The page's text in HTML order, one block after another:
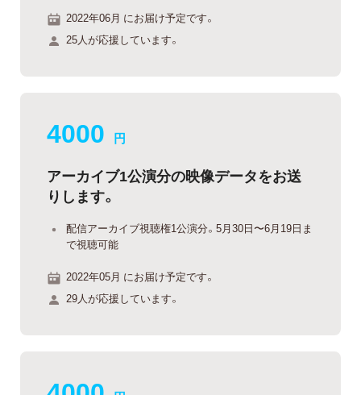
2022年06月 にお届け予定です。
25人が応援しています。
4000 円
アーカイブ1公演分の映像データをお送
りします。
配信アーカイブ視聴権1公演分。5月30日〜6月19日ま
で視聴可能
2022年05月 にお届け予定です。
29人が応援しています。